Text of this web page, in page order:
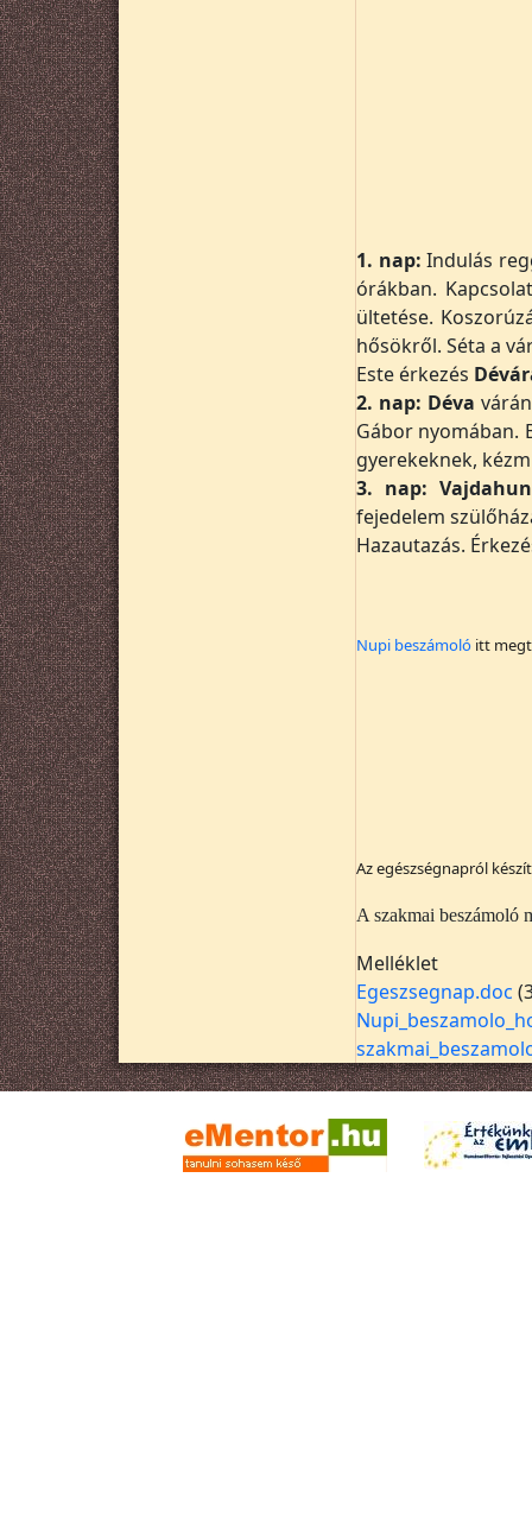
1. nap: Indulás
órákban.
ültetése.
hősökről. Séta a
Este érkezés
2. nap: Déva
Gábor nyomában.
gyerekeknek,
3. nap:
fejedelem
Hazautazás.
Nupi beszámoló itt
Az egészségnapról
A szakmai beszámoló
Melléklet
Egeszsegnap.doc